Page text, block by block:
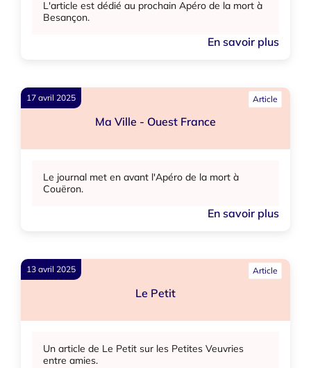
L'article est dédié au prochain Apéro de la mort à
Besançon.
En savoir plus
17 avril 2025 Article
Ma Ville - Ouest France
Le journal met en avant l'Apéro de la mort à
Couëron.
En savoir plus
13 avril 2025 Article
Le Petit
Un article de Le Petit sur les Petites Veuvries
entre amies.